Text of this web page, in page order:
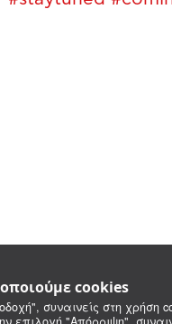
cookies
συναινείς στη χρήση